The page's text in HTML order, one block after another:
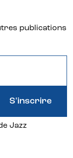
publications
Jazz
S'inscrire